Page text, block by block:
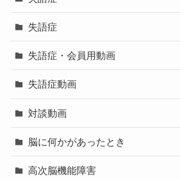
失語症
失語症・会員用動画
失語症動画
対談動画
脳に何かがあったとき
高次脳機能障害